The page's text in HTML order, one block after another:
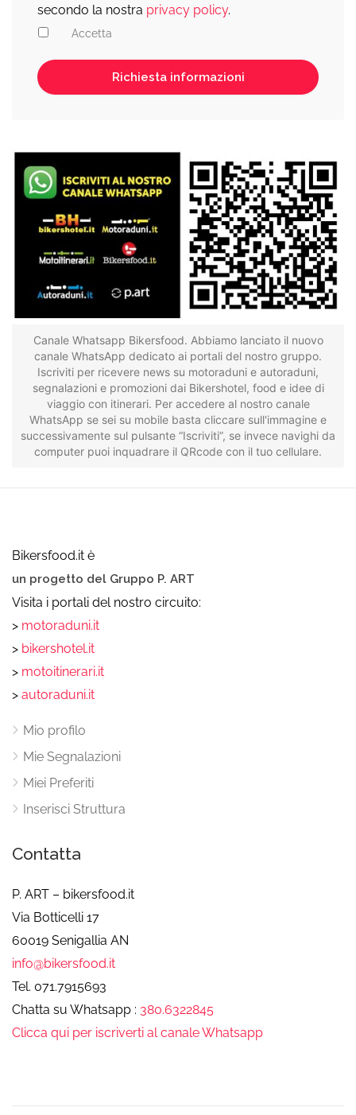
secondo la nostra privacy policy.
Accetta
Canale Whatsapp Bikersfood. Abbiamo lanciato il nuovo
canale WhatsApp dedicato ai portali del nostro gruppo.
Iscriviti per ricevere news su motoraduni e autoraduni,
segnalazioni e promozioni dai Bikershotel, food e idee di
viaggio con itinerari. Per accedere al nostro canale
WhatsApp se sei su mobile basta cliccare sull'immagine e
successivamente sul pulsante “Iscriviti”, se invece navighi da
computer puoi inquadrare il QRcode con il tuo cellulare.
Bikersfood.it è
un progetto del Gruppo P. ART
Visita i portali del nostro circuito:
> motoraduni.it
> bikershotel.it
> motoitinerari.it
> autoraduni.it
Mio profilo
Mie Segnalazioni
Miei Preferiti
Inserisci Struttura
Contatta
P. ART – bikersfood.it
Via Botticelli 17
60019 Senigallia AN
info@bikersfood.it
Tel. 071.7915693
Chatta su Whatsapp : 380.6322845
Clicca qui per iscriverti al canale Whatsapp